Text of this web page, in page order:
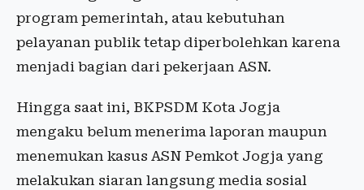
program pemerintah, atau kebutuhan
pelayanan publik tetap diperbolehkan karena
menjadi bagian dari pekerjaan ASN.
Hingga saat ini, BKPSDM Kota Jogja
mengaku belum menerima laporan maupun
menemukan kasus ASN Pemkot Jogja yang
melakukan siaran langsung media sosial